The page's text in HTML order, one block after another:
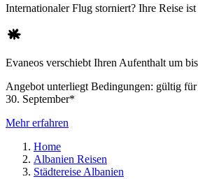
Internationaler Flug storniert? Ihre Reise ist
Evaneos verschiebt Ihren Aufenthalt um
Angebot unterliegt Bedingungen: gültig
30. September*
Mehr erfahren
Home
Albanien Reisen
Städtereise Albanien